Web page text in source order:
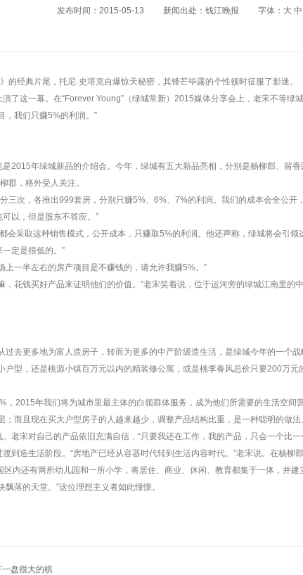
发布时间：2015-05-13 新闻出处：钱江晚报 字体： 大 中
的经典片尾，托尼·史塔克自爆惊天秘密，其锋芒毕露的个性顿时征服了影迷。
了这一幕。在“Forever Young”（绿城常新）2015媒体分享会上，老宋不等绿
，我们只赚5%的利润。”
2015年绿城新品的介绍会。今年，绿城有五大新品亮相，分别是杨柳郡、留
郡，格外受人关注。
三次，各推出999套房，分别只赚5%、6%、7%的利润。我们的成本会全公开
以，但是股东不答应。”
会采取这种销售模式，公开成本，只赚取5%的利润。他还声称，绿城将会引
定是很低的。”
上一半左右的房产项目是不赚钱的，请允许我赚5%。”
，花钱买好产品来证明他们的价值。”老宋笑着说，位于运河旁的绿城江南里
过去更多地为富人造房子，转而为更多的中产阶级造生活，是绿城今年的一个
型，还是桃源小镇百万元以内的精装修公寓，或是桃李春风总价只要200万
，2015年我们将为城市里最主体的白领群体服务，成为他们所需要的生活空间
；而且现在买大户型房子的人越来越少，调整产品结构比重，是一种聪明的做法
老宋对自己的产品依旧充满自信，“只要我还在工作，我的产品，只会一个比一
到造生活阶段。“房地产已经从容器时代转到生活内容时代。”老宋说。在杨柳
内还有两所幼儿园和一所小学，将居住、商业、休闲、教育都集于一体，并建
落的天堂。”这位理想主义者如此憧憬。
一盘很大的棋